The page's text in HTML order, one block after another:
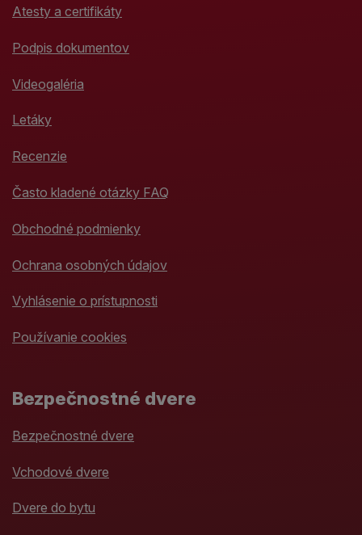
Atesty a certifikáty
Podpis dokumentov
Videogaléria
Letáky
Recenzie
Často kladené otázky FAQ
Obchodné podmienky
Ochrana osobných údajov
Vyhlásenie o prístupnosti
Používanie cookies
Bezpečnostné dvere
Bezpečnostné dvere
Vchodové dvere
Dvere do bytu